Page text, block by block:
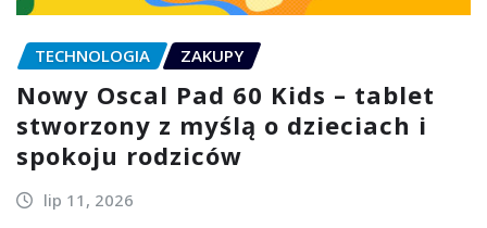
TECHNOLOGIA ZAKUPY
Nowy Oscal Pad 60 Kids – tablet
stworzony z myślą o dzieciach i
spokoju rodziców
lip 11, 2026